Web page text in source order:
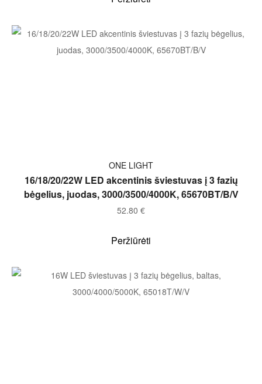
Į KREPŠELĮ
ONE LIGHT
16/18/20/22W LED akcentinis šviestuvas į 3 fazių
bėgelius, juodas, 3000/3500/4000K, 65670BT/B/V
52.80 €
Peržiūrėti